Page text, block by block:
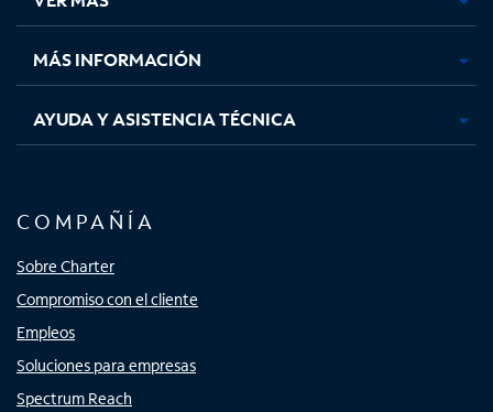
pestaña
nueva
pestaña
nueva
pestaña
nuevanueva
MÁS INFORMACIÓN
AYUDA Y ASISTENCIA TÉCNICA
COMPAÑÍA
Sobre Charter
Compromiso con el cliente
Empleos
Soluciones para empresas
Spectrum Reach